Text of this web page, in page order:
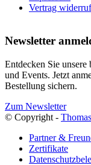
Vertrag
Newsletter
Entdecken Sie
und Events. Jetzt
Bestellung sichern.
Zum Newsletter
© Copyright -
Partner &
Zertifikate